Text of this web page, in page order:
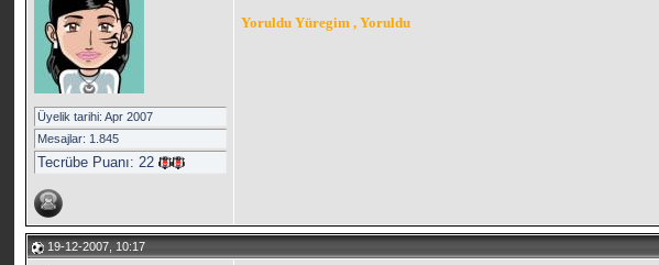
Üyelik tarihi: Apr 2007
Mesajlar: 1.845
Tecrübe Puanı:22
Yoruldu Yüregim , Yoruldu
19-12-2007, 10:17